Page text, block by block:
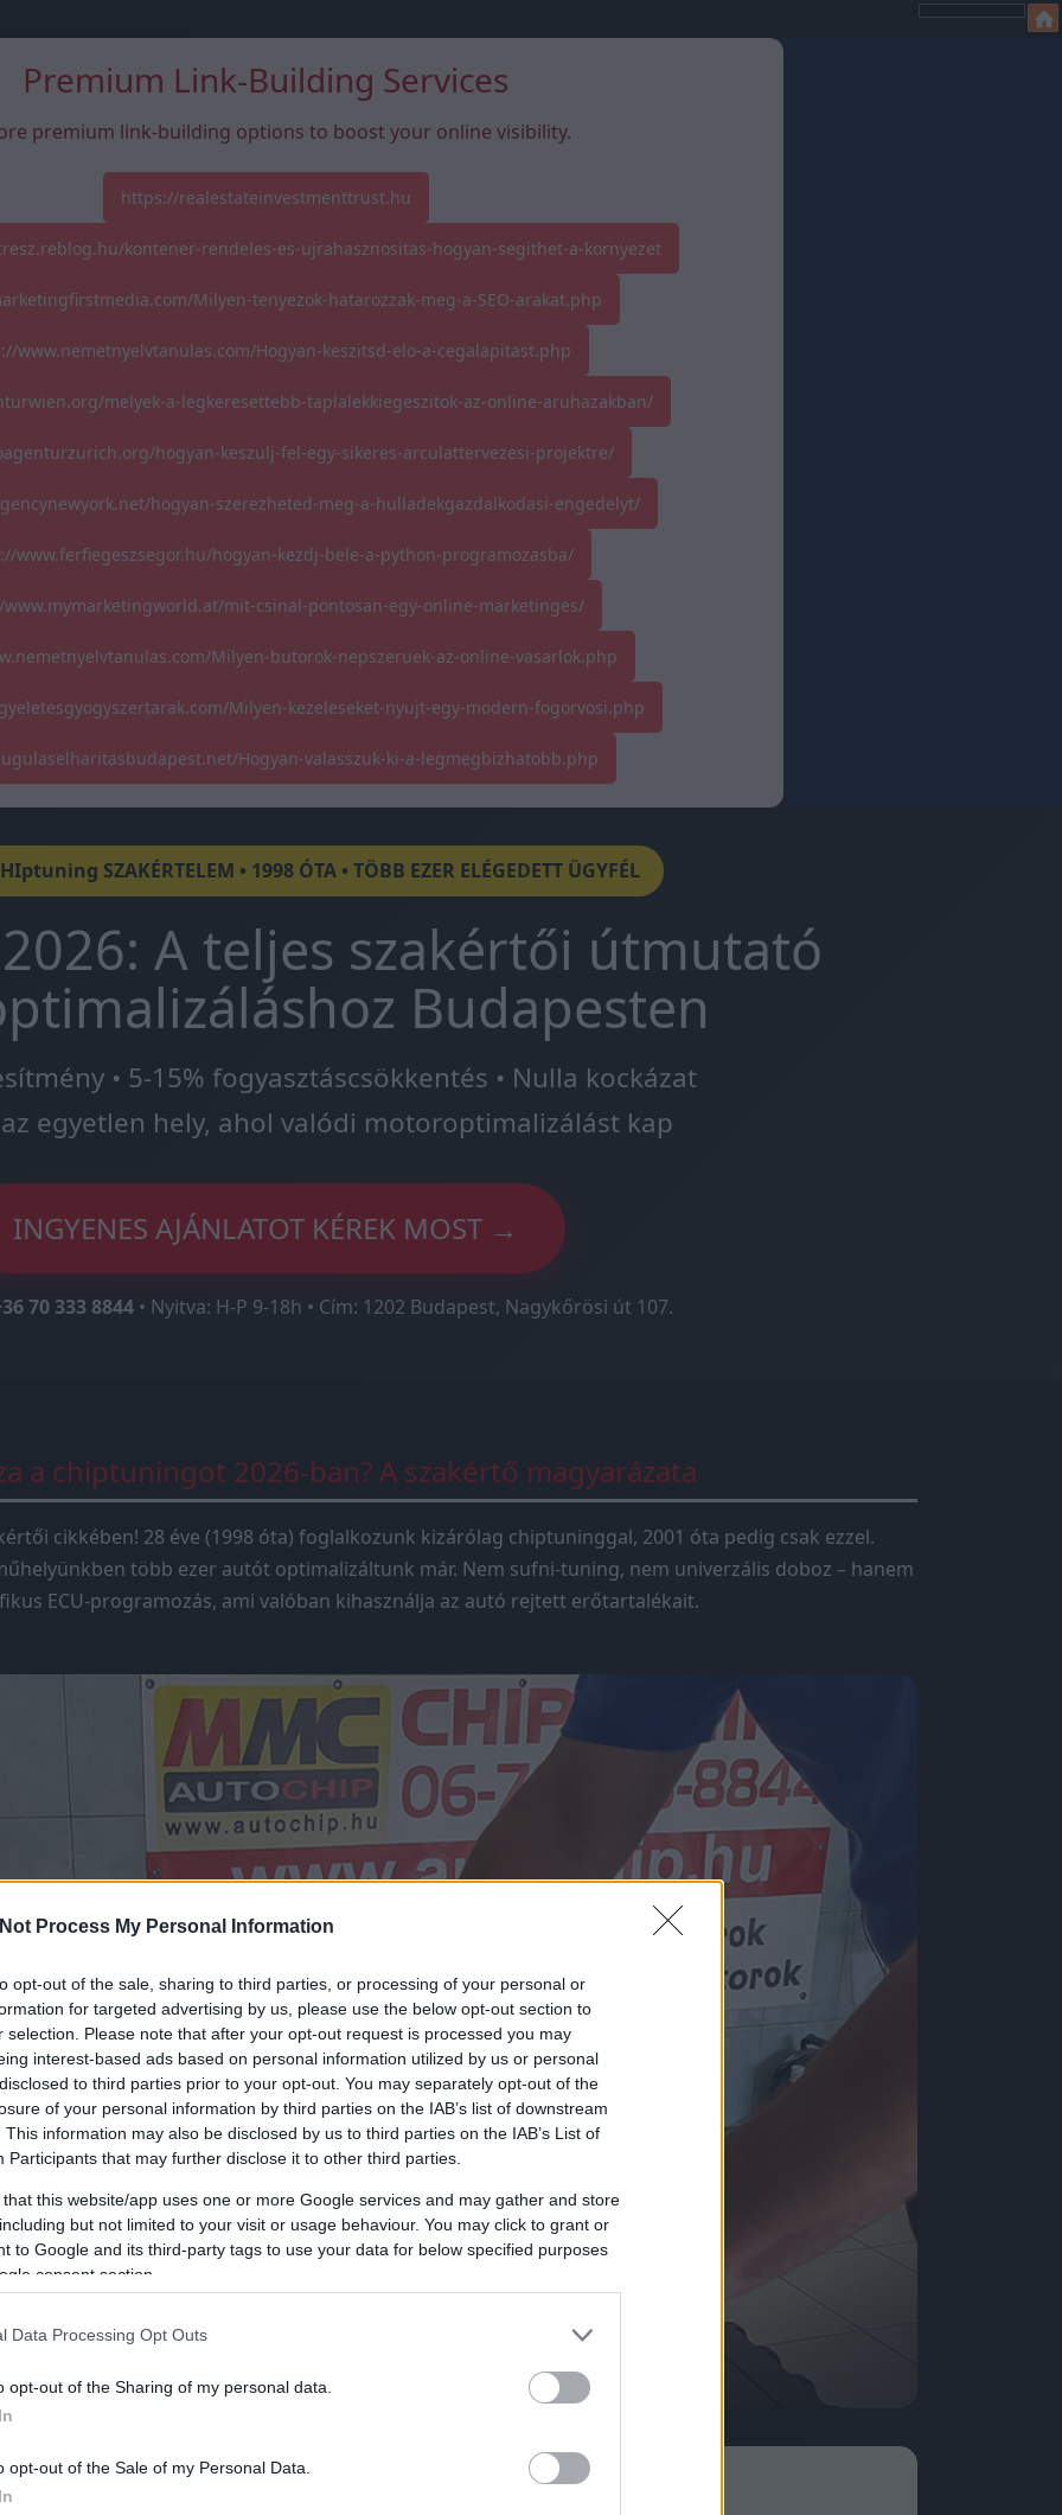
Process My Personal Information
opt-out of the sale, sharing to third parties, or processing of your personal or
for targeted advertising by us, please use the below opt-out section to
selection. Please note that after your opt-out request is processed you may
interest-based ads based on personal information utilized by us or personal
to third parties prior to your opt-out. You may separately opt-out of the
of your personal information by third parties on the IAB’s list of downstream
This information may also be disclosed by us to third parties on the IAB’s List of
Participants that may further disclose it to other third parties.
that this website/app uses one or more Google services and may gather and store
but not limited to your visit or usage behaviour. You may click to grant or
to Google and its third-party tags to use your data for below specified purposes
consent section.
Data Processing Opt Outs
opt-out of the Sharing of my personal data.
opt-out of the Sale of my Personal Data.
Premium Link-Building Services
premium link-building options to boost your online visibility.
https://realestateinvestmenttrust.hu
kontener-rendeles-es-ujrahasznositas-hogyan-segithet-a-kornyezet
Milyen-tenyezok-hatarozzak-meg-a-SEO-arakat.php
www.nemetnyelvtanulas.com/Hogyan-keszitsd-elo-a-cegalapitast.php
melyek-a-legkeresettebb-taplalekkiegeszitok-az-online-aruhazakban/
hogyan-keszulj-fel-egy-sikeres-arculattervezesi-projektre/
hogyan-szerezheted-meg-a-hulladekgazdalkodasi-engedelyt/
www.ferfiegeszsegor.hu/hogyan-kezdj-bele-a-python-programozasba/
mit-csinal-pontosan-egy-online-marketinges/
Milyen-butorok-nepszeruek-az-online-vasarlok.php
Milyen-kezeleseket-nyujt-egy-modern-fogorvosi.php
Hogyan-valasszuk-ki-a-legmegbizhatobb.php
SZAKÉRTELEM • 1998 ÓTA • TÖBB EZER ELÉGEDETT ÜGYFÉL
A teljes szakértői útmutató
Budapesten
• 5-15% fogyasztáscsökkentés • Nulla kockázat
egyetlen hely, ahol valódi motoroptimalizálást kap
INGYENES AJÁNLATOT KÉREK MOST →
70 333 8844 • Nyitva: H-P 9-18h • Cím: 1202 Budapest, Nagykőrösi út 107.
a chiptuningot 2026-ban? A szakértő magyarázata
cikkében! 28 éve (1998 óta) foglalkozunk kizárólag chiptuninggal, 2001 óta pedig csak ezzel.
több ezer autót optimalizáltunk már. Nem sufni-tuning, nem univerzális doboz – hanem
ECU-programozás, ami valóban kihasználja az autó rejtett erőtartalékait.